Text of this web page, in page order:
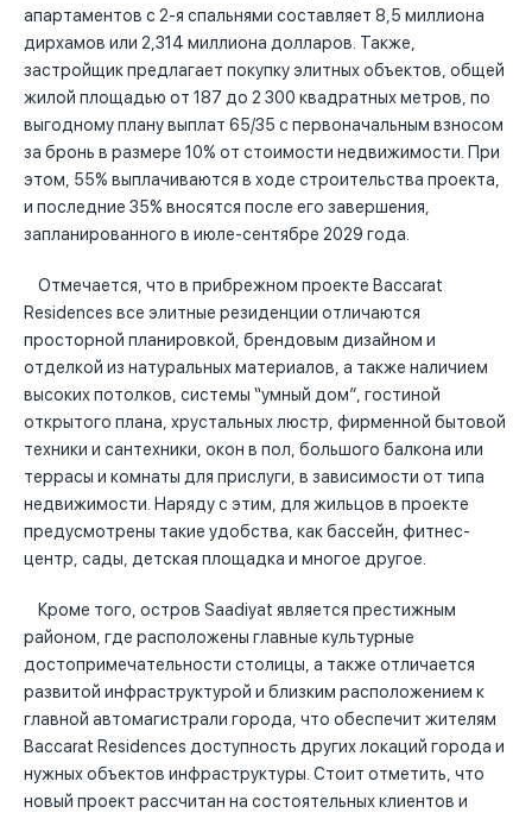
апартаментов с 2-я спальнями составляет 8,5 миллиона
дирхамов или 2,314 миллиона долларов. Также,
застройщик предлагает покупку элитных объектов, общей
жилой площадью от 187 до 2 300 квадратных метров, по
выгодному плану выплат 65/35 с первоначальным взносом
за бронь в размере 10% от стоимости недвижимости. При
этом, 55% выплачиваются в ходе строительства проекта,
и последние 35% вносятся после его завершения,
запланированного в июле-сентябре 2029 года.
Отмечается, что в прибрежном проекте Baccarat
Residences все элитные резиденции отличаются
просторной планировкой, брендовым дизайном и
отделкой из натуральных материалов, а также наличием
высоких потолков, системы “умный дом”, гостиной
открытого плана, хрустальных люстр, фирменной бытовой
техники и сантехники, окон в пол, большого балкона или
террасы и комнаты для прислуги, в зависимости от типа
недвижимости. Наряду с этим, для жильцов в проекте
предусмотрены такие удобства, как бассейн, фитнес-
центр, сады, детская площадка и многое другое.
Кроме того, остров Saadiyat является престижным
районом, где расположены главные культурные
достопримечательности столицы, а также отличается
развитой инфраструктурой и близким расположением к
главной автомагистрали города, что обеспечит жителям
Baccarat Residences доступность других локаций города и
нужных объектов инфраструктуры. Стоит отметить, что
новый проект рассчитан на состоятельных клиентов и